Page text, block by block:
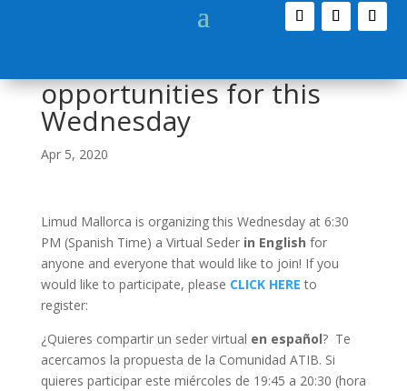
opportunities for this
Wednesday
Apr 5, 2020
Limud Mallorca is organizing this Wednesday at 6:30
PM (Spanish Time) a Virtual Seder in English for
anyone and everyone that would like to join! If you
would like to participate, please CLICK HERE to
register:
¿Quieres compartir un seder virtual en español? Te
acercamos la propuesta de la Comunidad ATIB. Si
quieres participar este miércoles de 19:45 a 20:30 (hora